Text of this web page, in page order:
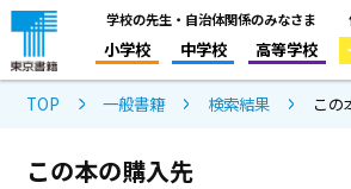
学校の先生・自治体関係のみなさま
小学校 中学校 高等学校
TOP 一般書籍 検索結果 この
この本の購入先